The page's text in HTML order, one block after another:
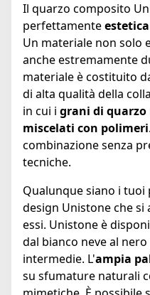
Il quarzo composito
perfettamenteestetica
Un materiale non solo
anche estremamente
materiale è costituito
di alta qualità della
in cui i grani di
miscelati con polimeri
combinazione senza
tecniche.
Qualunque siano i
design Unistone che
essi. Unistone è
dal bianco neve al
intermedie. L'ampia
su sfumature naturali